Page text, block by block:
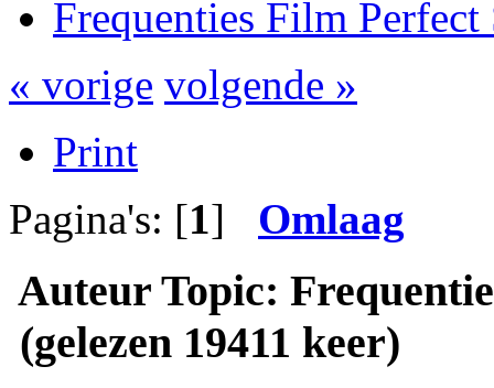
Frequenties Film Perfect
« vorige volgende »
Print
Pagina's: [1] Omlaag
Auteur Topic:
(gelezen 19411 keer)